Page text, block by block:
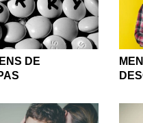
frases e
o mundo com os
DE